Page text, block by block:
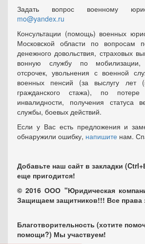
Задать вопрос военному
mo@yandex.ru
Консультации (помощь) военных
Московской области по вопросам
денежного довольствия, страховых
вонную службу по мобилизации,
отсрочек, увольнения с военной
военных пенсий (за выслугу лет
гражданского стажа), по
инвалидности, получения статуса
службы, боевых действий.
Если у Вас есть предложения и
обнаружили ошибку, напишите нам.
Добавьте наш сайт в закладки
еще пригодится!
© 2016 ООО "Юридическая
Защищаем защитников!!! Все
Благотворительность (хотите
помощи?) Мы участвуем!